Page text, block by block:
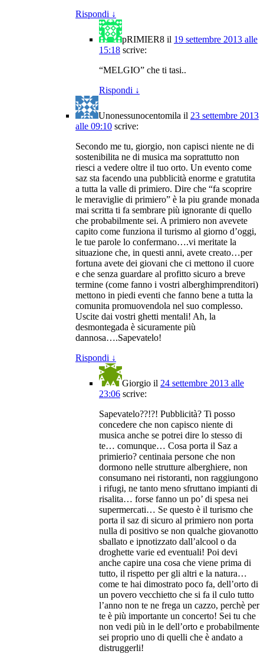
Rispondi ↓
pRIMIER8 il 19 settembre 2013 alle
15:18 scrive:
“MELGIO” che ti tasi..
Rispondi ↓
Unonessunocentomila il 23 settembre 2013
alle 09:10 scrive:
Secondo me tu, giorgio, non capisci niente ne di
sostenibilita ne di musica ma soprattutto non
riesci a vedere oltre il tuo orto. Un evento come
saz sta facendo una pubblicità enorme e gratutita
a tutta la valle di primiero. Dire che “fa scoprire
le meraviglie di primiero” è la piu grande monada
mai scritta ti fa sembrare più ignorante di quello
che probabilmente sei. A primiero non avevete
capito come funziona il turismo al giorno d’oggi,
le tue parole lo confermano….vi meritate la
situazione che, in questi anni, avete creato…per
fortuna avete dei giovani che ci mettono il cuore
e che senza guardare al profitto sicuro a breve
termine (come fanno i vostri alberghimprenditori)
mettono in piedi eventi che fanno bene a tutta la
comunita promuovendola nel suo complesso.
Uscite dai vostri ghetti mentali! Ah, la
desmontegada è sicuramente più
dannosa….Sapevatelo!
Rispondi ↓
Giorgio il 24 settembre 2013 alle
23:06 scrive:
Sapevatelo??!?! Pubblicità? Ti posso
concedere che non capisco niente di
musica anche se potrei dire lo stesso di
te… comunque… Cosa porta il Saz a
primierio? centinaia persone che non
dormono nelle strutture alberghiere, non
consumano nei ristoranti, non raggiungono
i rifugi, ne tanto meno sfruttano impianti di
risalita… forse fanno un po’ di spesa nei
supermercati… Se questo è il turismo che
porta il saz di sicuro al primiero non porta
nulla di positivo se non qualche giovanotto
sballato e ipnotizzato dall’alcool o da
droghette varie ed eventuali! Poi devi
anche capire una cosa che viene prima di
tutto, il rispetto per gli altri e la natura…
come te hai dimostrato poco fa, dell’orto di
un povero vecchietto che si fa il culo tutto
l’anno non te ne frega un cazzo, perchè per
te è più importante un concerto! Sei tu che
non vedi più in le dell’orto e probabilmente
sei proprio uno di quelli che è andato a
distruggerli!